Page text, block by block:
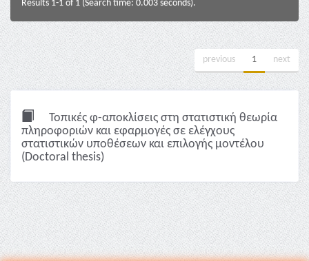
Results 1-1 of 1 (Search time: 0.003 seconds).
previous 1 next
Τοπικές φ-αποκλίσεις στη στατιστική θεωρία
πληροφοριών και εφαρμογές σε ελέγχους
στατιστικών υποθέσεων και επιλογής μοντέλου
(Doctoral thesis)